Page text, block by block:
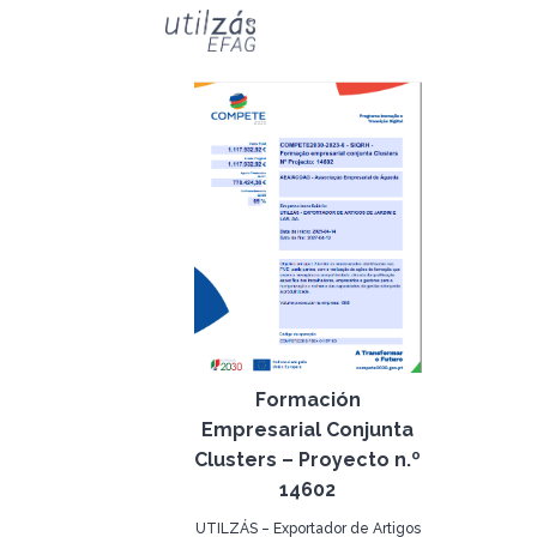
Formación
Empresarial Conjunta
Clusters – Proyecto n.º
14602
UTILZÁS – Exportador de Artigos